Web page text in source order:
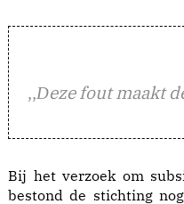
,,Deze fout maakt
Bij het verzoek om
bestond de stichting